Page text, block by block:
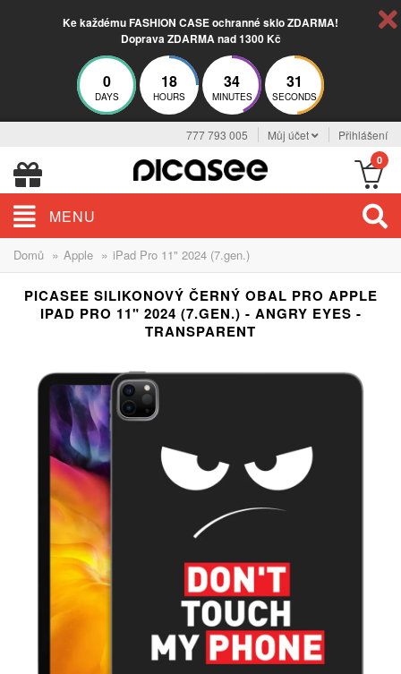
Ke každému FASHION CASE ochranné sklo ZDARMA!
Doprava ZDARMA nad 1300 Kč
0
DAYS
18
HOURS
34
MINUTES
31
SECONDS
777 793 005 Můj účet Přihlášení
0
MENU
Domů » Apple » iPad Pro 11" 2024 (7.gen.)
PICASEE SILIKONOVÝ ČERNÝ OBAL PRO APPLE
IPAD PRO 11" 2024 (7.GEN.) - ANGRY EYES -
TRANSPARENT